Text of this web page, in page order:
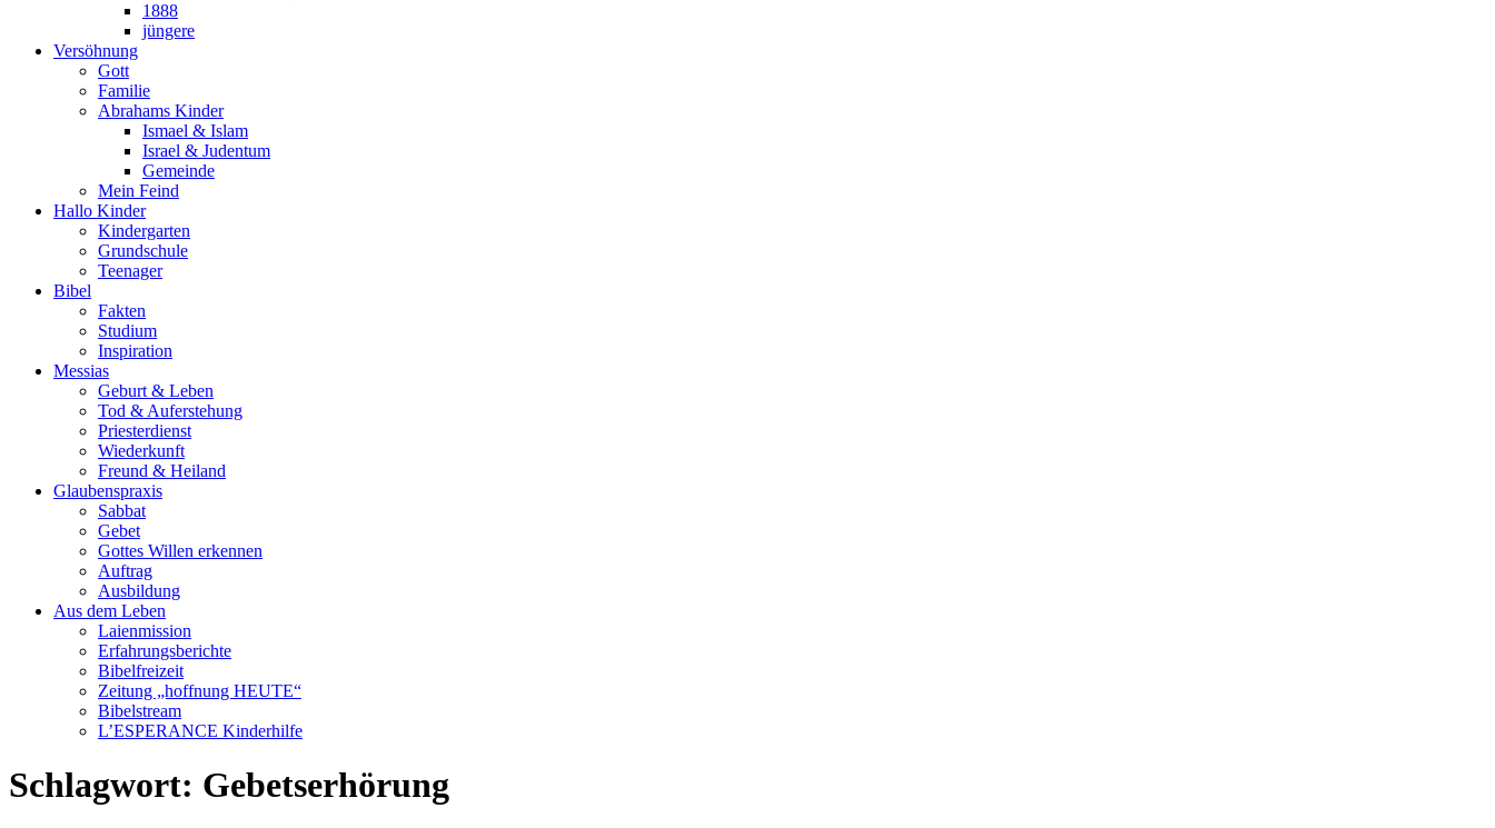
1888
jüngere
Versöhnung
Gott
Familie
Abrahams Kinder
Ismael & Islam
Israel & Judentum
Gemeinde
Mein Feind
Hallo Kinder
Kindergarten
Grundschule
Teenager
Bibel
Fakten
Studium
Inspiration
Messias
Geburt & Leben
Tod & Auferstehung
Priesterdienst
Wiederkunft
Freund & Heiland
Glaubenspraxis
Sabbat
Gebet
Gottes Willen erkennen
Auftrag
Ausbildung
Aus dem Leben
Laienmission
Erfahrungsberichte
Bibelfreizeit
Zeitung „hoffnung HEUTE“
Bibelstream
L’ESPERANCE Kinderhilfe
Schlagwort: Gebetserhörung